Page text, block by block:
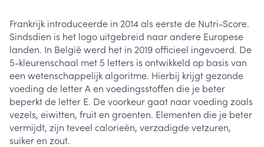
Frankrijk introduceerde in 2014 als eerste de Nutri-Score.
Sindsdien is het logo uitgebreid naar andere Europese
landen. In België werd het in 2019 officieel ingevoerd. De
5-kleurenschaal met 5 letters is ontwikkeld op basis van
een wetenschappelijk algoritme. Hierbij krijgt gezonde
voeding de letter A en voedingsstoffen die je beter
beperkt de letter E. De voorkeur gaat naar voeding zoals
vezels, eiwitten, fruit en groenten. Elementen die je beter
vermijdt, zijn teveel calorieën, verzadigde vetzuren,
suiker en zout.